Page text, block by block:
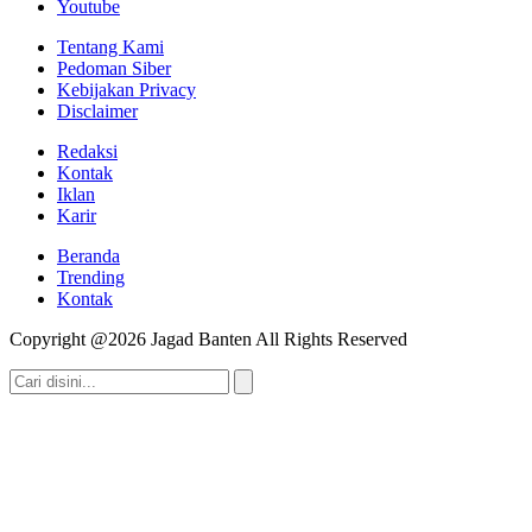
Youtube
Tentang Kami
Pedoman Siber
Kebijakan Privacy
Disclaimer
Redaksi
Kontak
Iklan
Karir
Beranda
Trending
Kontak
Copyright @2026 Jagad Banten All Rights Reserved